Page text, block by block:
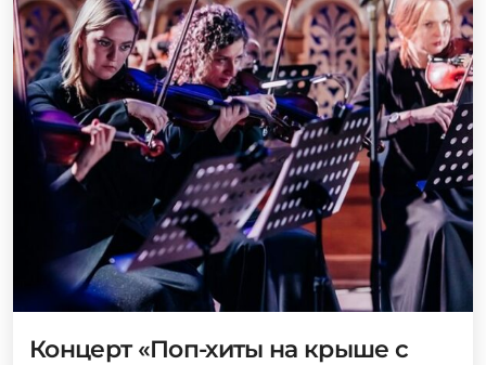
Концерт «Поп-хиты на крыше с